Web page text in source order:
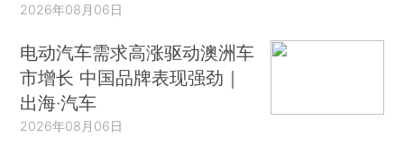
2026年08月06日
电动汽车需求高涨驱动澳洲车
市增长 中国品牌表现强劲｜
出海·汽车
2026年08月06日